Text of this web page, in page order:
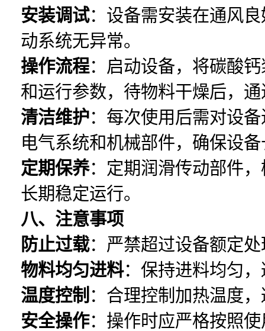
安装调试：设备需安装在通风
动系统无异常。
操作流程：启动设备，将碳酸
和运行参数，待物料干燥后，
清洁维护：每次使用后需对设
电气系统和机械部件，确保设
定期保养：定期润滑传动部件
长期稳定运行。
八、注意事项
防止过载：严禁超过设备额定
物料均匀进料：保持进料均匀
温度控制 ：合理控制加热温度
安全操作：操作时应严格按照